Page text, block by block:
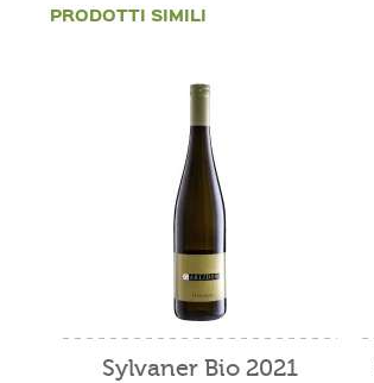
PRODOTTI SIMILI
Sylvaner Bio 2021